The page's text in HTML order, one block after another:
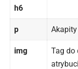
h6
p
img
Tag do